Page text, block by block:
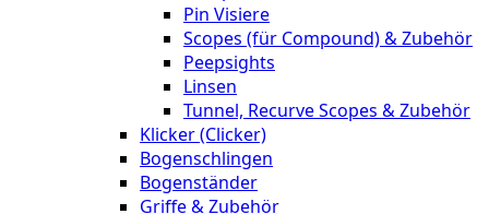
Pin Visiere
Scopes (für Compound) & Zubehör
Peepsights
Linsen
Tunnel, Recurve Scopes & Zubehör
Klicker (Clicker)
Bogenschlingen
Bogenständer
Griffe & Zubehör